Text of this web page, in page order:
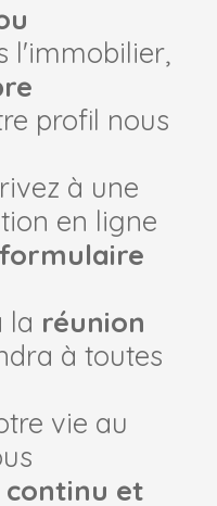
l'immobilier,
profil nous
à une
en ligne
formulaire
la réunion
à toutes
vie au
et